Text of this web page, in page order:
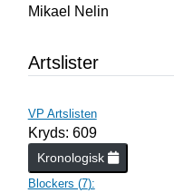
Mikael Nelin
Artslister
VP Artslisten
Kryds: 609
Kronologisk
Blockers (7):